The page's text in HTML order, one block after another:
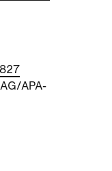
APA-